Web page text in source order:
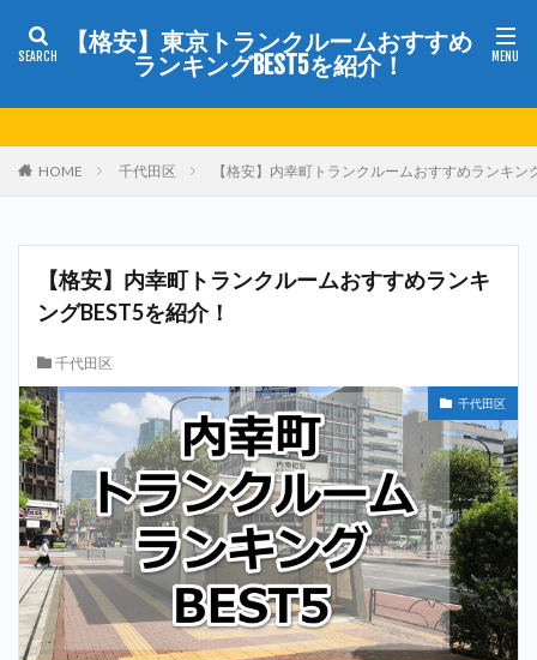
【格安】東京トランクルームおすすめ
ランキングBEST5を紹介！
HOME 千代田区 【格安】内幸町トランクルームおすすめランキン
【格安】内幸町トランクルームおすすめランキ
ングBEST5を紹介！
千代田区
千代田区